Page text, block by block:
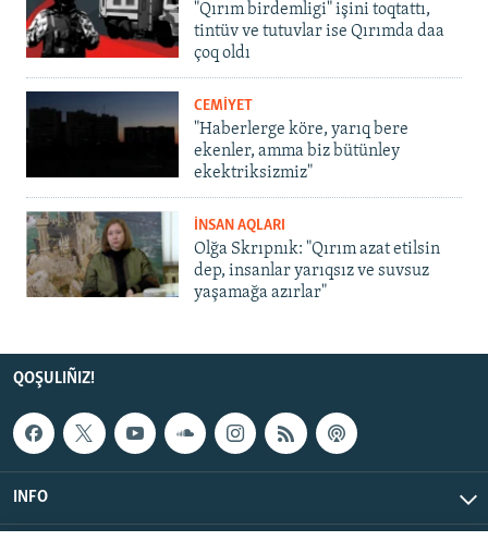
"Qırım birdemligi" işini toqtattı,
tintüv ve tutuvlar ise Qırımda daa
çoq oldı
CEMİYET
"Haberlerge köre, yarıq bere
ekenler, amma biz bütünley
ekektriksizmiz"
İNSAN AQLARI
Olğa Skrıpnık: "Qırım azat etilsin
dep, insanlar yarıqsız ve suvsuz
yaşamağa azırlar"
QOŞULIÑIZ!
INFO